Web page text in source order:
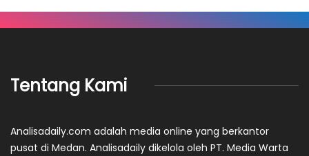
Tentang Kami
Analisadaily.com adalah media online yang berkantor
pusat di Medan. Analisadaily dikelola oleh PT. Media Warta